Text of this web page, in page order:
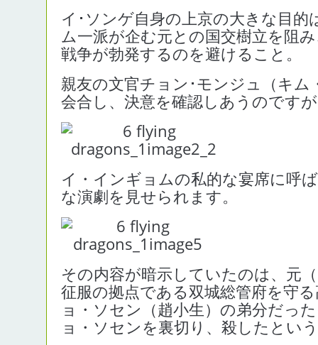
イ･ソンゲ自身の上京の大きな目的
ム一派が企む元との国交樹立を阻
戦争が勃発するのを避けること。
親友の文官チョン･モンジュ（キム
会合し、決意を確認しあうのです
イ・インギョムの私的な宴席に呼
な演劇を見せられます。
その内容が暗示していたのは、元
征服の拠点である双城総管府を守
ョ・ソセン（趙小生）の弟分だっ
ョ・ソセンを裏切り、殺したとい